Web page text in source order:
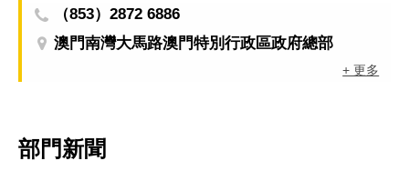
（853）2872 6886
澳門南灣大馬路澳門特別行政區政府總部
+ 更多
部門新聞